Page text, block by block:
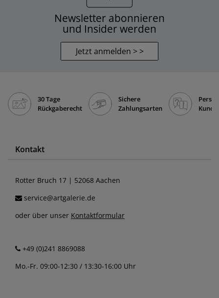
Newsletter abonnieren
und Insider werden
Jetzt anmelden > >
30 Tage
Rückgaberecht
Sichere
Zahlungsarten
Kontakt
Rotter Bruch 17 | 52068 Aachen
service@artgalerie.de
oder über unser Kontaktformular
+49 (0)241 8869088
Mo.-Fr. 09:00-12:30 / 13:30-16:00 Uhr